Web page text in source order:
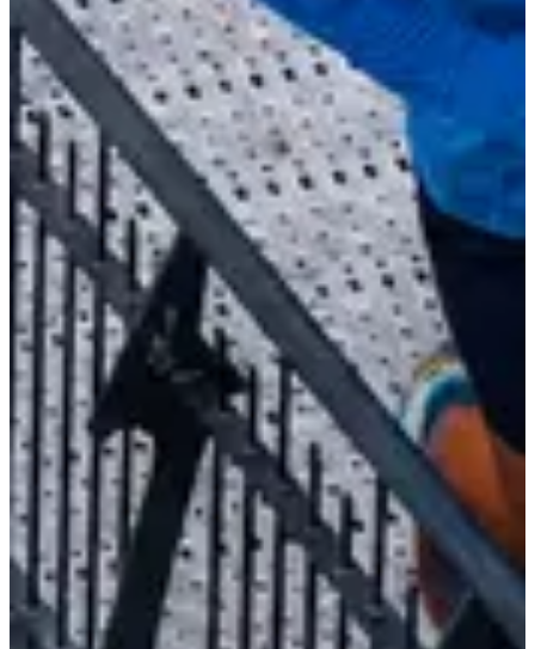
Dates d'inscription
Pas encore communiquées
Plus d'info
Plus d'info
Sponsors et partenaires